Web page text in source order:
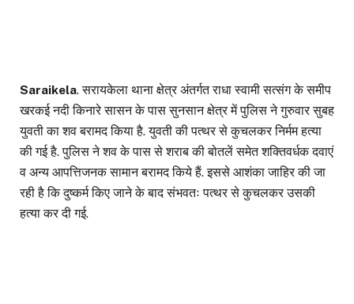
Saraikela. सरायकेला थाना क्षेत्र अंतर्गत राधा स्वामी सत्संग के समीप
खरकई नदी किनारे सासन के पास सुनसान क्षेत्र में पुलिस ने गुरुवार सुबह
युवती का शव बरामद किया है. युवती की पत्थर से कुचलकर निर्मम हत्या
की गई है. पुलिस ने शव के पास से शराब की बोतलें समेत शक्तिवर्धक दवाएं
व अन्य आपत्तिजनक सामान बरामद किये हैं. इससे आशंका जाहिर की जा
रही है कि दुष्कर्म किए जाने के बाद संभवतः पत्थर से कुचलकर उसकी
हत्या कर दी गई.